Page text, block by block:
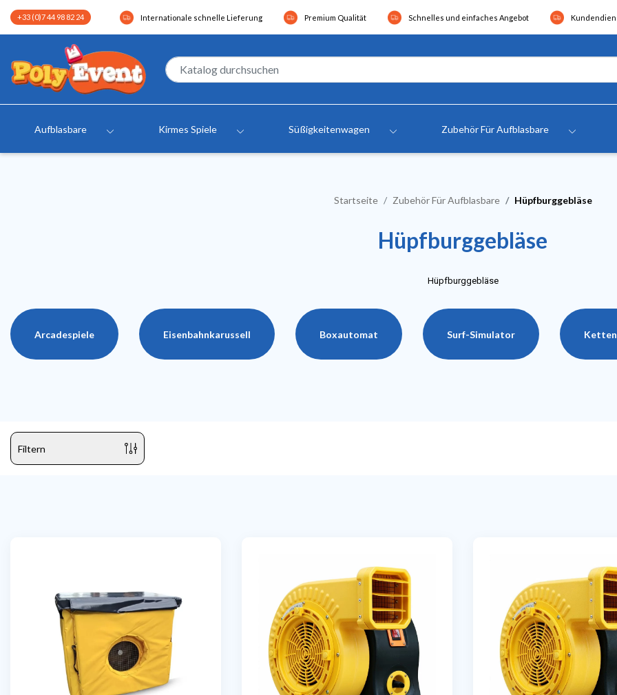
+33 (0)7 44 98 82 24 Internationale schnelle Lieferung Premium Qualität Schnelles und einfaches Angebot
Aufblasbare Kirmes Spiele Süßigkeitenwagen Zubehör Für Aufblasbare
Startseite Zubehör Für Aufblasbare Hüpfburggebläse
Hüpfburggebläse
Hüpfburggebläse
Arcadespiele Eisenbahnkarussell Boxautomat Surf-Simulator
Filtern